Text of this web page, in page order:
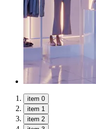
item 0
item 1
item 2